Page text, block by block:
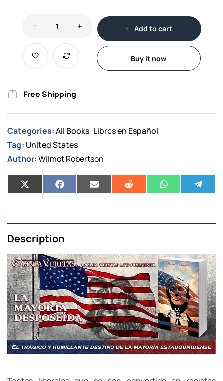
Add to cart
Buy it now
Free Shipping
Categories: All Books, Libros en Español
Tag: United States
Author:Wilmot Robertson
Description